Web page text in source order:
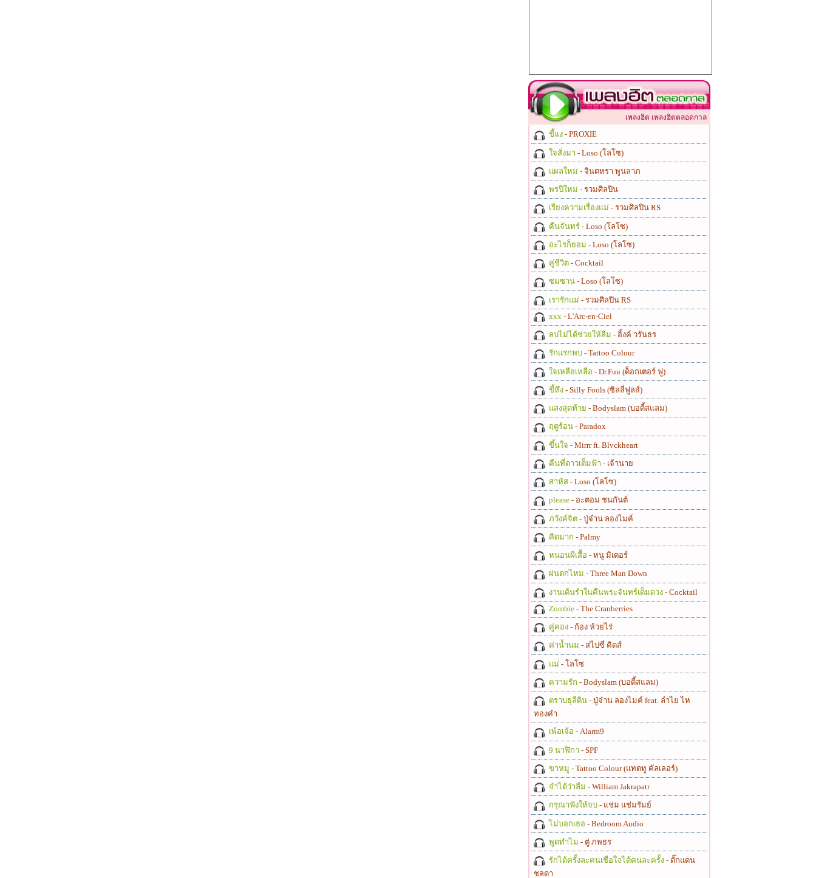
เพลงฮิต เพลงฮิตตลอดกาล
ขี้แง - PROXIE
ใจสั่งมา - Loso (โลโซ)
แผลใหม่ - จินตหรา พูนลาภ
พรปีใหม่ - รวมศิลปิน
เรียงความเรื่องแม่ - รวมศิลปิน RS
คืนจันทร์ - Loso (โลโซ)
อะไรก็ยอม - Loso (โลโซ)
คู่ชีวิต - Cocktail
ซมซาน - Loso (โลโซ)
เรารักแม่ - รวมศิลปิน RS
xxx - L'Arc-en-Ciel
ลบไม่ได้ช่วยให้ลืม - อิ้งค์ วรันธร
รักแรกพบ - Tattoo Colour
ใจเหลือเหลือ - Dr.Fuu (ด็อกเตอร์ ฟู)
ขี้หึง - Silly Fools (ซิลลี่ฟูลส์)
แสงสุดท้าย - Bodyslam (บอดี้สแลม)
ฤดูร้อน - Paradox
ขึ้นใจ - Mirrr ft. Blvckheart
คืนที่ดาวเต็มฟ้า - เจ้านาย
สาหัส - Loso (โลโซ)
please - อะตอม ชนกันต์
ภวังค์จิต - ปู่จ๋าน ลองไมค์
คิดมาก - Palmy
หนอนผีเสื้อ - หนู มิเตอร์
ฝนตกไหม - Three Man Down
งานเต้นรำในคืนพระจันทร์เต็มดวง - Cocktail
Zombie - The Cranberries
คู่คอง - ก้อง ห้วยไร่
ค่าน้ำนม - สไปซี่ คิดส์
แม่ - โลโซ
ความรัก - Bodyslam (บอดี้สแลม)
ตราบธุลีดิน - ปู่จ๋าน ลองไมค์ feat. ลำไย ไห
ทองคำ
เพ้อเจ้อ - Alarm9
9 นาฬิกา - SPF
ขาหมู - Tattoo Colour (แทตทู คัลเลอร์)
จำได้ว่าลืม - William Jakrapatr
กรุณาฟังให้จบ - แช่ม แช่มรัมย์
ไม่บอกเธอ - Bedroom Audio
พูดทำไม - ตู่ ภพธร
รักได้ครั้งละคนเชื่อใจได้คนละครั้ง - ตั๊กแตน
ชลดา